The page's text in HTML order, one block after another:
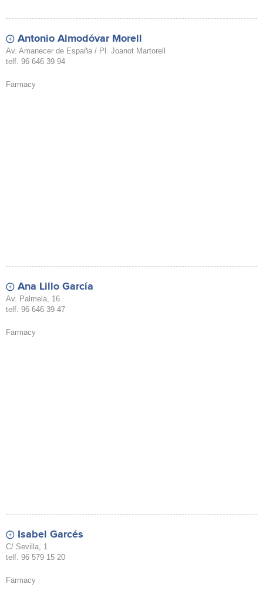
Antonio Almodóvar Morell
Av. Amanecer de España / Pl. Joanot Martorell
telf. 96 646 39 94
Farmacy
Ana Lillo García
Av. Palmela, 16
telf. 96 646 39 47
Farmacy
Isabel Garcés
C/ Sevilla, 1
telf. 96 579 15 20
Farmacy